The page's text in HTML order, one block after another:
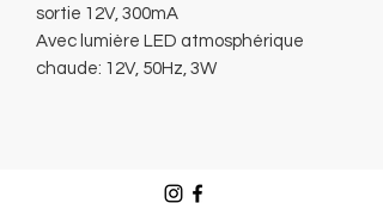
sortie 12V, 300mA
Avec lumière LED atmosphérique
chaude: 12V, 50Hz, 3W